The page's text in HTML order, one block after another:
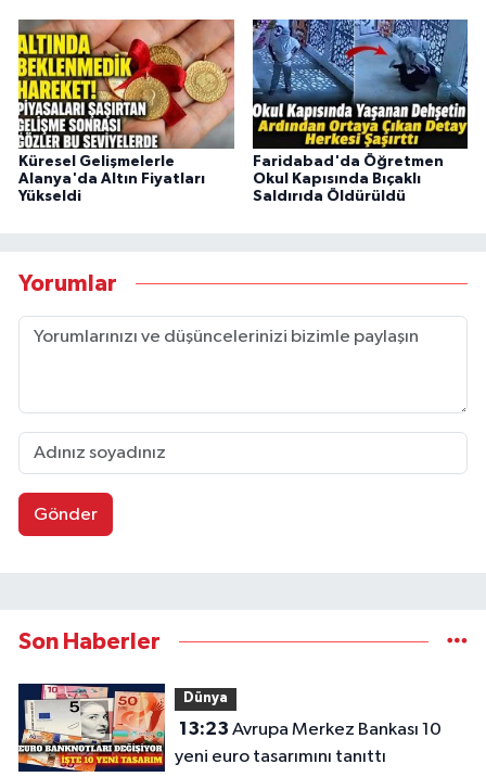
Küresel Gelişmelerle
Alanya'da Altın Fiyatları
Yükseldi
Faridabad'da Öğretmen
Okul Kapısında Bıçaklı
Saldırıda Öldürüldü
Yorumlar
Gönder
Son Haberler
Dünya
13:23
yeni euro tasarımını tanıttı